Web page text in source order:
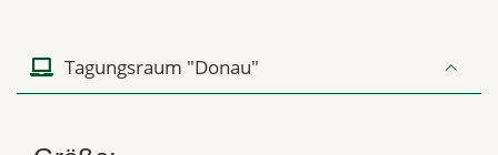
Tagungsraum "Donau"